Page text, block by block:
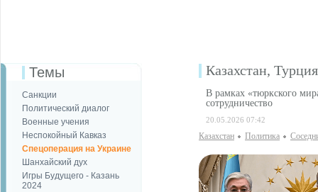
Темы
Санкции
Политический диалог
Военные учения
Неспокойный Кавказ
Спецоперация на Украине
Шанхайский дух
Игры Будущего - Казань
2024
Казахстан,
В рамках «тюркского
сотрудничество
20.05.2026 07:42
Казахстан Политика